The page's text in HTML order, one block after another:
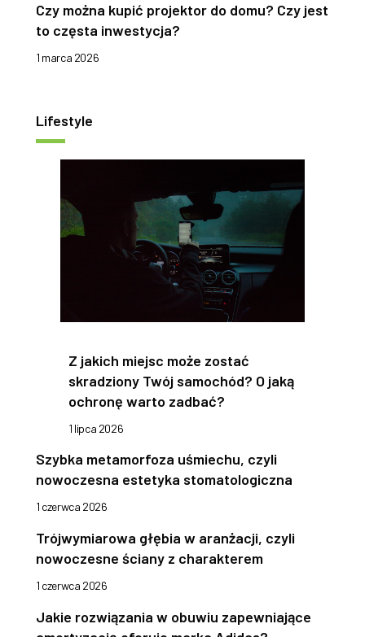
Czy można kupić projektor do domu? Czy jest
to częsta inwestycja?
1 marca 2026
Lifestyle
Z jakich miejsc może zostać
skradziony Twój samochód? O jaką
ochronę warto zadbać?
1 lipca 2026
Szybka metamorfoza uśmiechu, czyli
nowoczesna estetyka stomatologiczna
1 czerwca 2026
Trójwymiarowa głębia w aranżacji, czyli
nowoczesne ściany z charakterem
1 czerwca 2026
Jakie rozwiązania w obuwiu zapewniające